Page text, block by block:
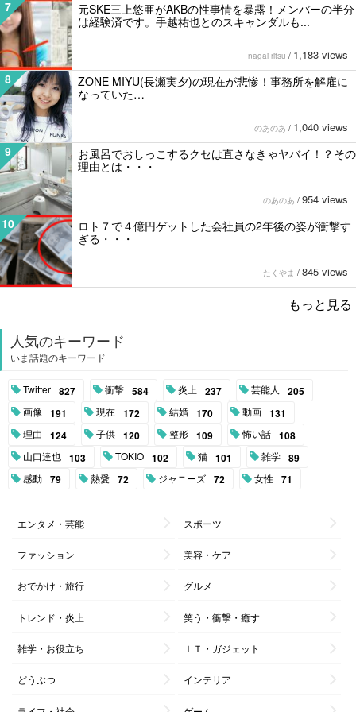
7
元SKE三上悠亜がAKBの性事情を暴露！メンバーの半分
は経験済です。手越祐也とのスキャンダルも...
nagai ritsu / 1,183 views
8
ZONE MIYU(長瀬実夕)の現在が悲惨！事務所を解雇に
なっていた…
のあのあ / 1,040 views
9
お風呂でおしっこするクセは直さなきゃヤバイ！？その
理由とは・・・
のあのあ / 954 views
10
ロト７で４億円ゲットした会社員の2年後の姿が衝撃す
ぎる・・・
たくやま / 845 views
もっと見る
人気のキーワード
いま話題のキーワード
Twitter 827 衝撃 584 炎上 237 芸能人 205
画像 191 現在 172 結婚 170 動画 131
理由 124 子供 120 整形 109 怖い話 108
山口達也 103 TOKIO 102 猫 101 雑学 89
感動 79 熱愛 72 ジャニーズ 72 女性 71
エンタメ・芸能 スポーツ
ファッション 美容・ケア
おでかけ・旅行 グルメ
トレンド・炎上 笑う・衝撃・癒す
雑学・お役立ち ＩＴ・ガジェット
どうぶつ インテリア